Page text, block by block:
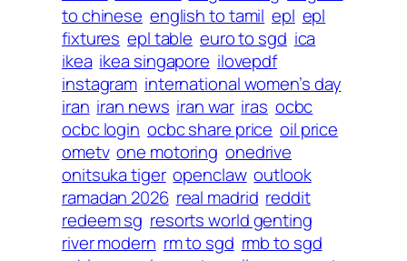
to chinese english to tamil epl epl
fixtures epl table euro to sgd ica
ikea ikea singapore ilovepdf
instagram international women’s day
iran iran news iran war iras ocbc
ocbc login ocbc share price oil price
ometv one motoring onedrive
onitsuka tiger openclaw outlook
ramadan 2026 real madrid reddit
redeem sg resorts world genting
river modern rm to sgd rmb to sgd